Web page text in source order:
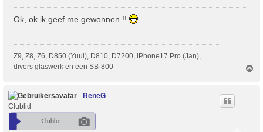
e
r
t
Ok, ok ik geef me gewonnen !!
Z9, Z8, Z6, D850 (Yuul), D810, D7200, iPhone17 Pro (Jan),
divers glaswerk en een SB-800
ReneG
Clublid